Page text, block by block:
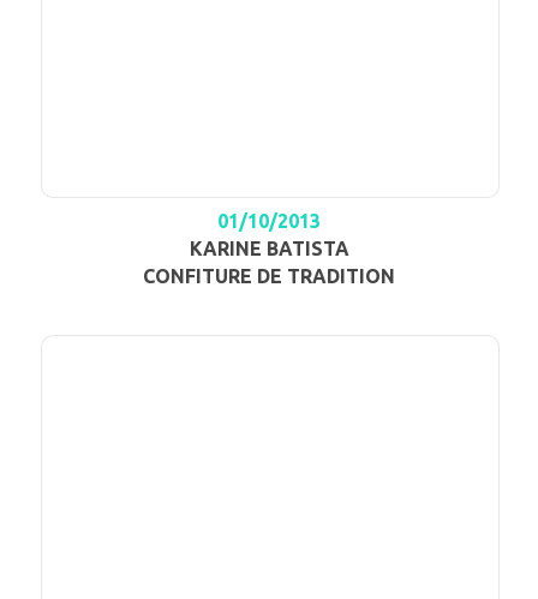
01/10/2013
KARINE BATISTA
CONFITURE DE TRADITION